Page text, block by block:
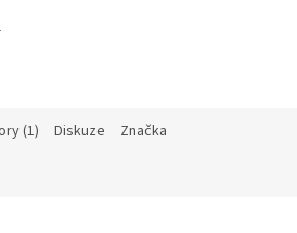
(1) Diskuze Značka